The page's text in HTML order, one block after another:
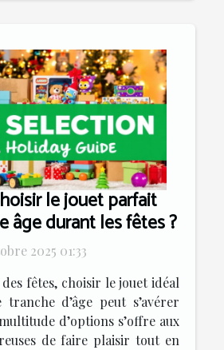
le jouet parfait
âge durant les fêtes ?
2025 01:33
des fêtes, choisir le jouet idéal
d’âge peut s’avérer
d’options s’offre aux
de faire plaisir tout en